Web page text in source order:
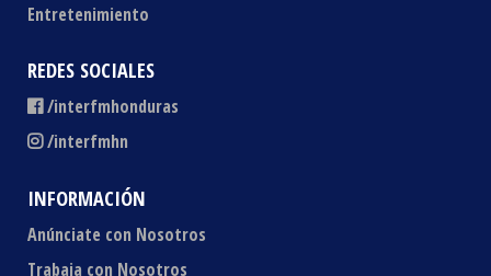
Entretenimiento
REDES SOCIALES
/interfmhonduras
/interfmhn
INFORMACIÓN
Anúnciate con Nosotros
Trabaja con Nosotros